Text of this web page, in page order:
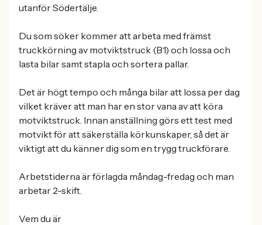
utanför Södertälje.
Du som söker kommer att arbeta med främst
truckkörning av motviktstruck (B1) och lossa och
lasta bilar samt stapla och sortera pallar.
Det är högt tempo och många bilar att lossa per dag
vilket kräver att man har en stor vana av att köra
motviktstruck. Innan anställning görs ett test med
motvikt för att säkerställa körkunskaper, så det är
viktigt att du känner dig som en trygg truckförare.
Arbetstiderna är förlagda måndag-fredag och man
arbetar 2-skift.
Vem du är